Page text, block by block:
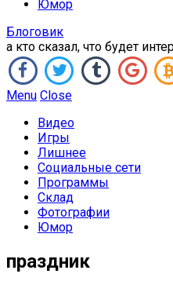
Юмор
Блоговик
а кто сказал, что будет
Menu Close
Видео
Игры
Лишнее
Социальные сети
Программы
Склад
Фотографии
Юмор
праздник